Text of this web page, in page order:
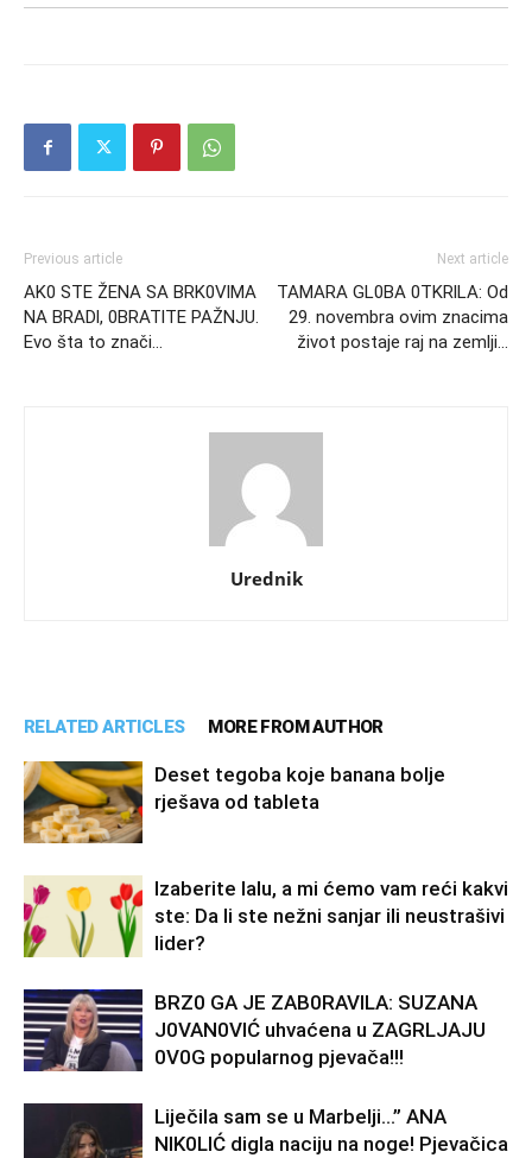
Previous article
AK0 STE ŽENA SA BRK0VlMA
NA BRADl, 0BRATlTE PAŽNJU.
Evo šta to znači…
Next article
TAMARA GL0BA 0TKRlLA: Od
29. novembra ovim znacima
život postaje raj na zemlji…
Urednik
RELATED ARTICLES MORE FROM AUTHOR
Deset tegoba koje banana bolje
rješava od tableta
Izaberite lalu, a mi ćemo vam reći kakvi
ste: Da li ste nežni sanjar ili neustrašivi
lider?
BRZ0 GA JE ZAB0RAVlLA: SUZANA
J0VAN0VIĆ uhvaćena u ZAGRLJAJU
0V0G popularnog pjevača!!!
Liječila sam se u Marbelji…” ANA
NlK0LlĆ digla naciju na noge! Pjevačica